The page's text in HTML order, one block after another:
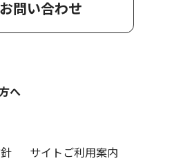
お問い合わせ
へ
サイトご利用案内